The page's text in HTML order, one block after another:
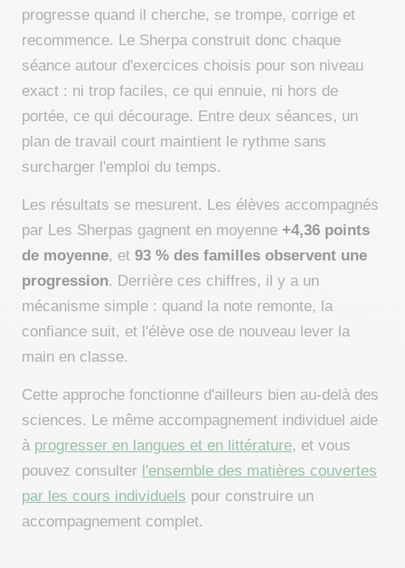
progresse quand il cherche, se trompe, corrige et
recommence. Le Sherpa construit donc chaque
séance autour d'exercices choisis pour son niveau
exact : ni trop faciles, ce qui ennuie, ni hors de
portée, ce qui décourage. Entre deux séances, un
plan de travail court maintient le rythme sans
surcharger l'emploi du temps.
Les résultats se mesurent. Les élèves accompagnés
par Les Sherpas gagnent en moyenne +4,36 points
de moyenne, et 93 % des familles observent une
progression. Derrière ces chiffres, il y a un
mécanisme simple : quand la note remonte, la
confiance suit, et l'élève ose de nouveau lever la
main en classe.
Cette approche fonctionne d'ailleurs bien au-delà des
sciences. Le même accompagnement individuel aide
à progresser en langues et en littérature, et vous
pouvez consulter l'ensemble des matières couvertes
par les cours individuels pour construire un
accompagnement complet.